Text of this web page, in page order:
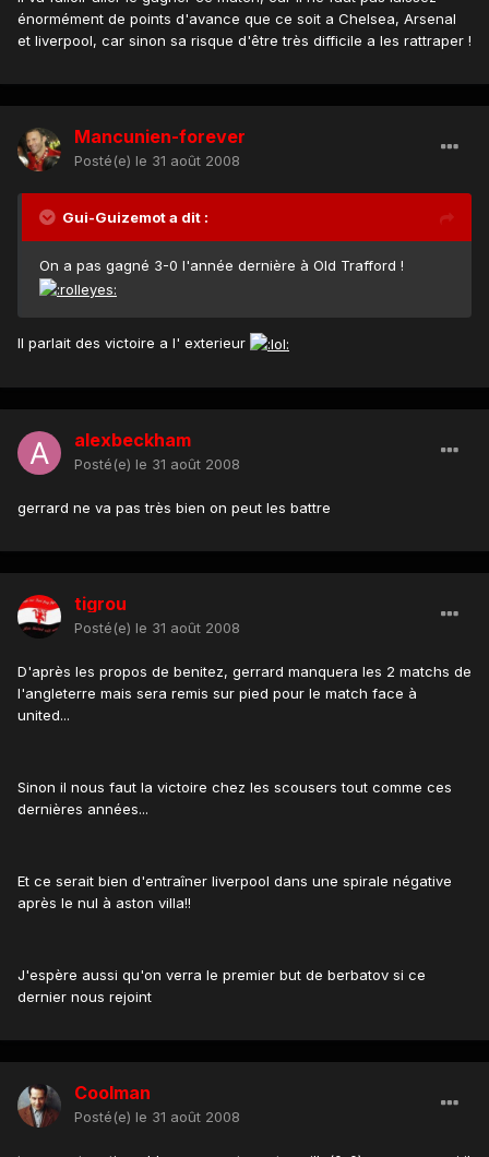
énormément de points d'avance que ce soit a Chelsea, Arsenal
et liverpool, car sinon sa risque d'être très difficile a les rattraper !
Mancunien-forever
Posté(e) le 31 août 2008
Gui-Guizemot a dit :
On a pas gagné 3-0 l'année dernière à Old Trafford !
Il parlait des victoire a l' exterieur
alexbeckham
Posté(e) le 31 août 2008
gerrard ne va pas très bien on peut les battre
tigrou
Posté(e) le 31 août 2008
D'après les propos de benitez, gerrard manquera les 2 matchs de
l'angleterre mais sera remis sur pied pour le match face à
united...
Sinon il nous faut la victoire chez les scousers tout comme ces
dernières années...
Et ce serait bien d'entraîner liverpool dans une spirale négative
après le nul à aston villa!!
J'espère aussi qu'on verra le premier but de berbatov si ce
dernier nous rejoint
Coolman
Posté(e) le 31 août 2008